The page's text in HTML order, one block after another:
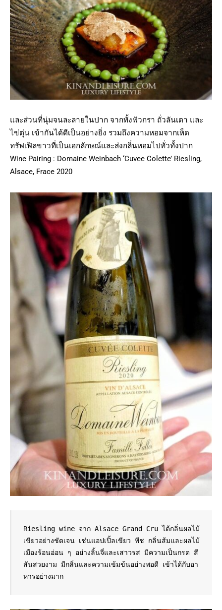
และส่วนที่นุ่มจนละลายในปาก จากทั้งฟัวกรา ถั่วลันเตา และ
ไข่ตุ่น เข้ากันได้ดีเป็นอย่างยิ่ง รวมถึงความหอมจากเห็ด
ทรัฟเฟิลขาวที่เป็นเอกลักษณ์และส่งกลิ่นหอมไปทั่วทั้งปาก
Wine Pairing : Domaine Weinbach ‘Cuvee Colette’ Riesling,
Alsace, Frace 2020
Riesling wine จาก Alsace Grand Cru ได้กลิ่นผลไม้
เขียวอย่างชัดเจน เช่นแอปเปิ้ลเขียว พีช กลิ่นส้มและผลไม้
เมืองร้อนอ่อน ๆ อย่างลิ้นจี่และเสาวรส มีความเป็นกรด สี
สันสวยงาม มีกลิ่นและความเข้มข้นอย่างพอดี เข้าได้กับอา
หารอย่างมาก